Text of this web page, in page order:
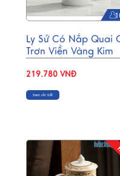
Ly Sứ Có Nắp Quai
Trơn Viền Vàng Kim
219.780 VNĐ
Xem chi tiết